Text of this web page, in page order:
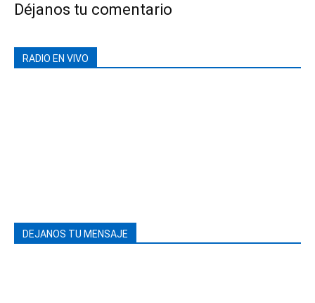
Déjanos tu comentario
RADIO EN VIVO
DEJANOS TU MENSAJE